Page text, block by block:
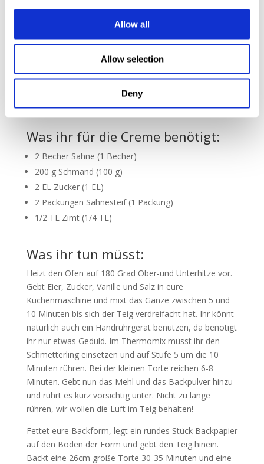
Allow all
Allow selection
Deny
gewürfelt (1-2 große Äpfel)
350 ml Apfelsaft (200 ml)
5 EL Speisestärke (3 EL)
4 EL Zucker (2EL)
Saft einer Zitrone (1 EL Zitronensaft)
1/2 TL Zimt (1/4 TL)
Was ihr für die Creme benötigt:
2 Becher Sahne (1 Becher)
200 g Schmand (100 g)
2 EL Zucker (1 EL)
2 Packungen Sahnesteif (1 Packung)
1/2 TL Zimt (1/4 TL)
Was ihr tun müsst:
Heizt den Ofen auf 180 Grad Ober-und Unterhitze vor.
Gebt Eier, Zucker, Vanille und Salz in eure
Küchenmaschine und mixt das Ganze zwischen 5 und
10 Minuten bis sich der Teig verdreifacht hat. Ihr könnt
natürlich auch ein Handrührgerät benutzen, da benötigt
ihr nur etwas Geduld. Im Thermomix müsst ihr den
Schmetterling einsetzen und auf Stufe 5 um die 10
Minuten rühren. Bei der kleinen Torte reichen 6-8
Minuten. Gebt nun das Mehl und das Backpulver hinzu
und rührt es kurz vorsichtig unter. Nicht zu lange
rühren, wir wollen die Luft im Teig behalten!
Fettet eure Backform, legt ein rundes Stück Backpapier
auf den Boden der Form und gebt den Teig hinein.
Backt eine 26cm große Torte 30-35 Minuten und eine